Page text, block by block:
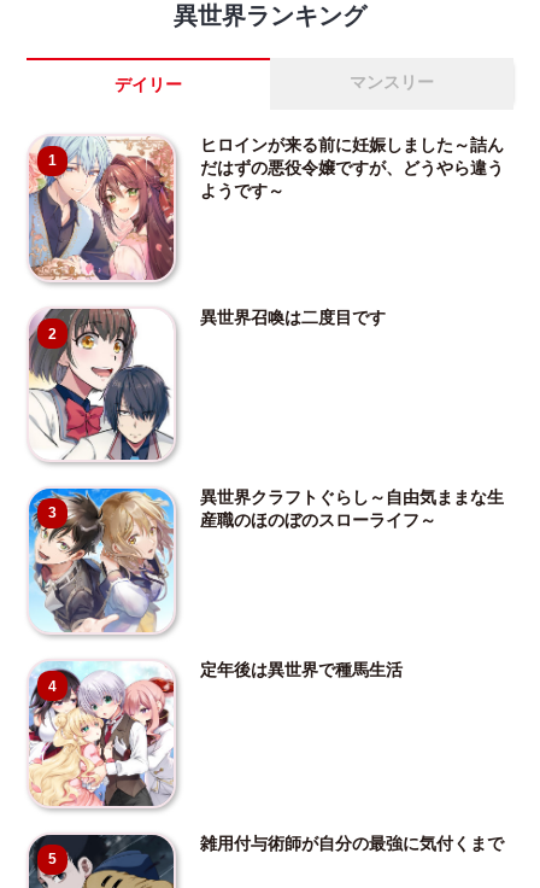
異世界ランキング
デイリー マンスリー
1
ヒロインが来る前に妊娠しました～詰ん
だはずの悪役令嬢ですが、どうやら違う
ようです～
2
異世界召喚は二度目です
3
異世界クラフトぐらし～自由気ままな生
産職のほのぼのスローライフ～
4
定年後は異世界で種馬生活
5
雑用付与術師が自分の最強に気付くまで